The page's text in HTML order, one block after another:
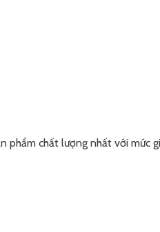
phẩm chất lượng nhất với mức